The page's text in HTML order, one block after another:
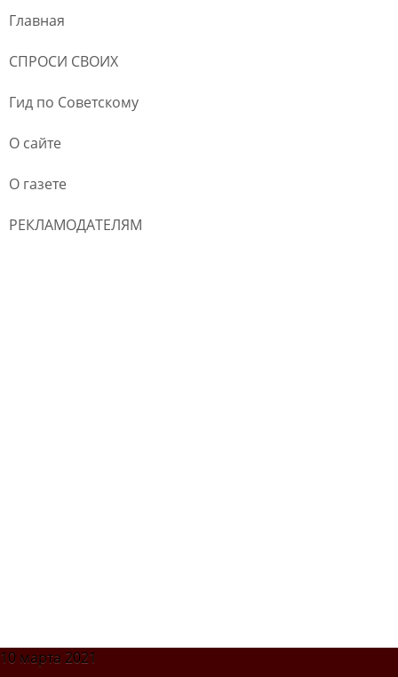
Главная
СПРОСИ СВОИХ
Гид по Советскому
О сайте
О газете
РЕКЛАМОДАТЕЛЯМ
10 марта 2021